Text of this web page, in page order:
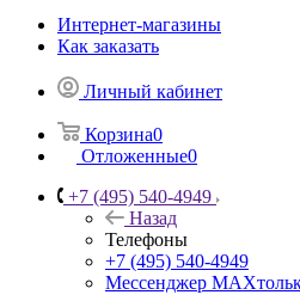
Интернет-магазины
Как заказать
Личный кабинет
Корзина0
Отложенные0
+7 (495) 540-4949
Назад
Телефоны
+7 (495) 540-4949
Мессенджер МАХ